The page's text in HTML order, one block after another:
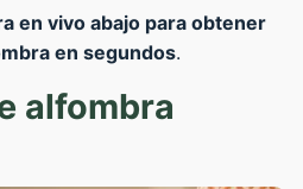
en vivo abajo para obtener
en segundos.
alfombra